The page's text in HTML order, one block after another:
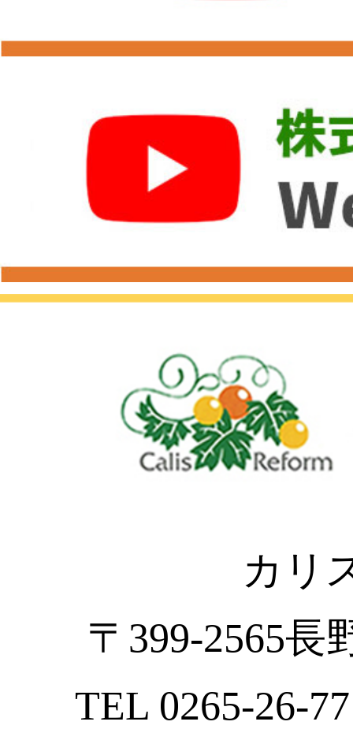
カリ
〒399-2565長
TEL 0265-26-